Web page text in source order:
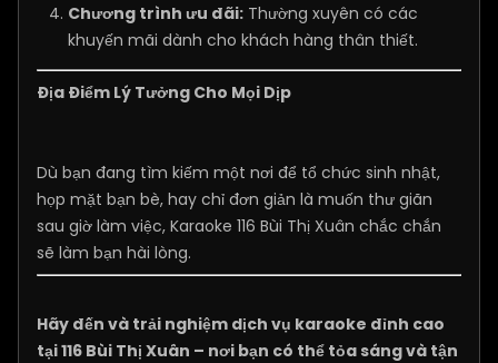
Chương trình ưu đãi: Thường xuyên có các
khuyến mãi dành cho khách hàng thân thiết.
Địa Điểm Lý Tưởng Cho Mọi Dịp
Dù bạn đang tìm kiếm một nơi để tổ chức sinh nhật,
họp mặt bạn bè, hay chỉ đơn giản là muốn thư giãn
sau giờ làm việc, Karaoke 116 Bùi Thị Xuân chắc chắn
sẽ làm bạn hài lòng.
Hãy đến và trải nghiệm dịch vụ karaoke đỉnh cao
tại 116 Bùi Thị Xuân – nơi bạn có thể tỏa sáng và tận